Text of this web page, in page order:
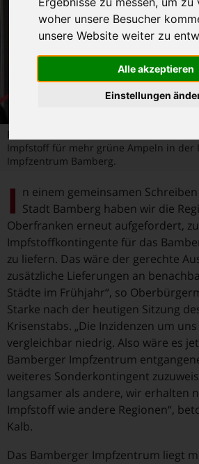
woher unsere Besucher
unsere Website weiter zu
Alle akzeptieren
Einstellungen
Foto: Steffen Schützwohl Pressestelle
Impfstoff für mehr grüne Ampeln in der
Impfzentrum Bamberg.
I n einem gemeinsamen
Stadt Bamberg haben wir die
Oberfranken erneut aufgefordert,
Impfstoffkontingente für das
zu liefern. Das wäre der gerechte
zusätzliche Lieferungen an
Städte im Frühjahr“, so
Starke nach der heutigen Sitzung
Krisenstabs. „Die Inzidenzen um
vergleichbar niedrig. Also wäre es
Bamberger Impfzentrum
weiteres Sonderkontingent
langsamer als andere, wir erhalten
Impfstoff wie andere Regionen“,
Kalb.
Das Bamberger Impfzentrum liegt